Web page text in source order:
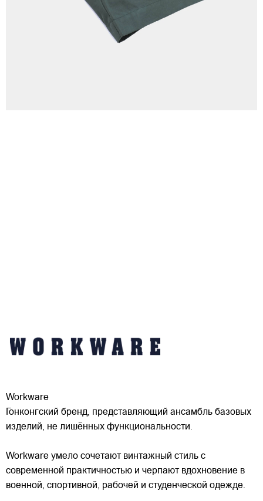
Workware
Гонконгский бренд, представляющий ансамбль базовых
изделий, не лишённых функциональности.
Workware умело сочетают винтажный стиль с
современной практичностью и черпают вдохновение в
военной, спортивной, рабочей и студенческой одежде.